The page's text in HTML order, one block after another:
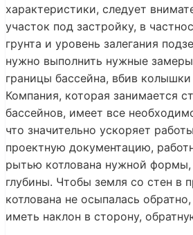
характеристики, следует
участок под застройку, в
грунта и уровень залегания
нужно выполнить нужные
границы бассейна, вбив колышки
Компания, которая занимается
бассейнов, имеет все
что значительно ускоряет
проектную документацию,
рытью котлована нужной
глубины. Чтобы земля со стен в
котлована не осыпалась
иметь наклон в сторону,